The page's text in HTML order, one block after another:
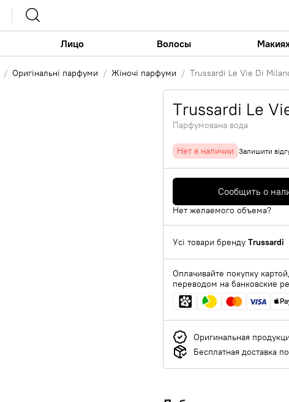
Лицо Волосы
Оригінальні парфуми Жіночі парфуми Trussardi Le Vie Di
Trussardi Le
Парфумована вода
Нет в наличии Залишити
Сообщить о
Нет желаемого объема?
Усі товари бренду Trussardi
Оплачивайте покупку
переводом на банковские
Оригинальная
Бесплатная доставка